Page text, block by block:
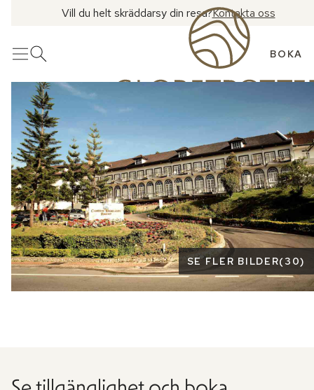
Vill du helt skräddarsy din resa?Kontakta oss
MenyÖppna sök BOKA
Se fler bilder
SE FLER BILDER( 30)